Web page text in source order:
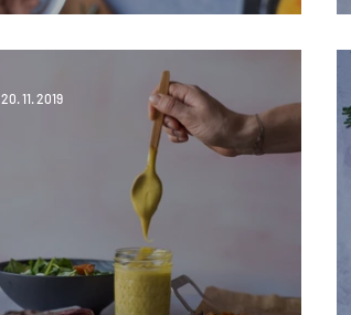
20. 11. 2019